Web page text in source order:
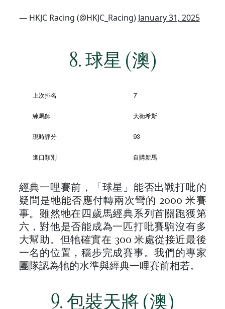
— HKJC Racing (@HKJC_Racing) January 31, 2025
8. 球星 (澳)
上次排名 7
練馬師 大衛希斯
現時評分 93
進口類別 自購新馬
經典一哩賽前，「球星」能否出戰打吡的
疑問是牠能否應付轉兩次彎的 2000 米賽
事。雖然牠在四歲馬經典系列首關跑獲第
六，對他是否能成為一匹打吡賽駒沒有多
大幫助。但牠確實在 300 米處從接近最後
一名的位置，穩步完成賽事。我們的專家
團隊認為牠的水準與經典一哩賽前相若。
9. 包裝天將 (澳)